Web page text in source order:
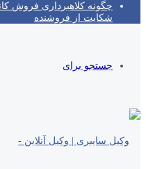
چگونه کلاهبرداری فروش
شکایت از فروشنده
جستجو برای